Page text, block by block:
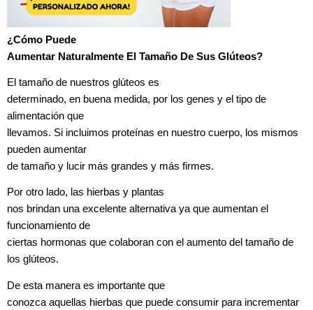
¿Cómo Puede
Aumentar Naturalmente El Tamaño De Sus Glúteos?
El tamaño de nuestros glúteos es
determinado, en buena medida, por los genes y el tipo de
alimentación que
llevamos. Si incluimos proteínas en nuestro cuerpo, los mismos
pueden aumentar
de tamaño y lucir más grandes y más firmes.
Por otro lado, las hierbas y plantas
nos brindan una excelente alternativa ya que aumentan el
funcionamiento de
ciertas hormonas que colaboran con el aumento del tamaño de
los glúteos.
De esta manera es importante que
conozca aquellas hierbas que puede consumir para incrementar